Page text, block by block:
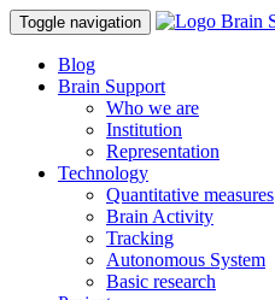
Toggle navigation
Blog
Brain Support
Who we are
Institution
Representation
Technology
Quantitative measures
Brain Activity
Tracking
Autonomous System
Basic research